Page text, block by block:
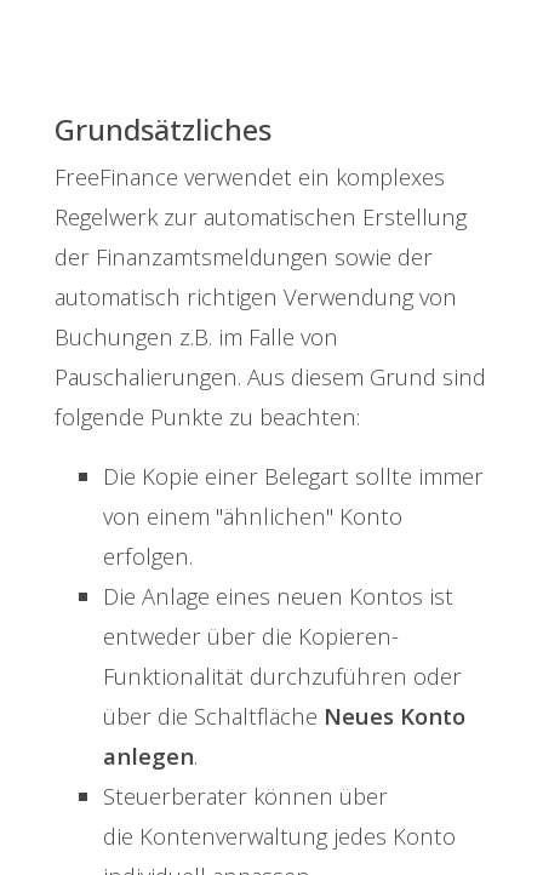
Grundsätzliches
FreeFinance verwendet ein komplexes
Regelwerk zur automatischen Erstellung
der Finanzamtsmeldungen sowie der
automatisch richtigen Verwendung von
Buchungen z.B. im Falle von
Pauschalierungen. Aus diesem Grund sind
folgende Punkte zu beachten:
Die Kopie einer Belegart sollte immer
von einem "ähnlichen" Konto
erfolgen.
Die Anlage eines neuen Kontos ist
entweder über die Kopieren-
Funktionalität durchzuführen oder
über die Schaltfläche Neues Konto
anlegen.
Steuerberater können über
die Kontenverwaltung jedes Konto